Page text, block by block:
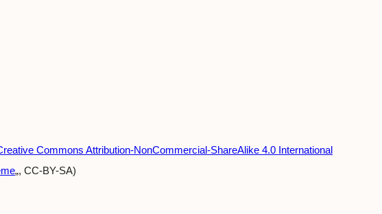
Commons Attribution-NonCommercial-ShareAlike 4.0 International
„, CC-BY-SA)